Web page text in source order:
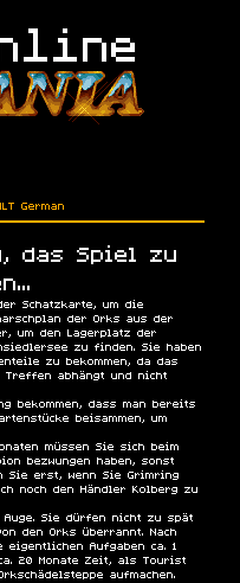
German
das Spiel zu
Schatzkarte, um die
der Orks aus der
um den Lagerplatz der
zu finden. Sie haben
zu bekommen, da das
abhängt und nicht
bekommen, dass man bereits
beisammen, um
müssen Sie sich beim
bezwungen haben, sonst
erst, wenn Sie Grimring
noch den Händler Kolberg zu
Sie dürfen nicht zu spät
den Orks überrannt. Nach
Aufgaben ca. 1
20 Monate Zeit, als Tourist
aufmachen.